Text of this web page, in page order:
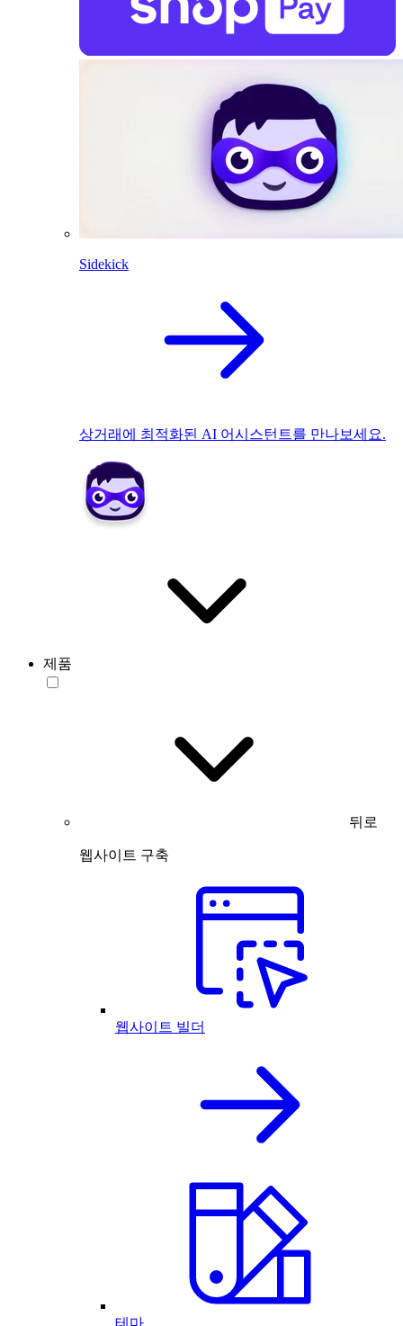
Sidekick
상거래에 최적화된 AI 어시스턴트를 만나보세요.
제품
뒤로
웹사이트 구축
웹사이트 빌더
테마